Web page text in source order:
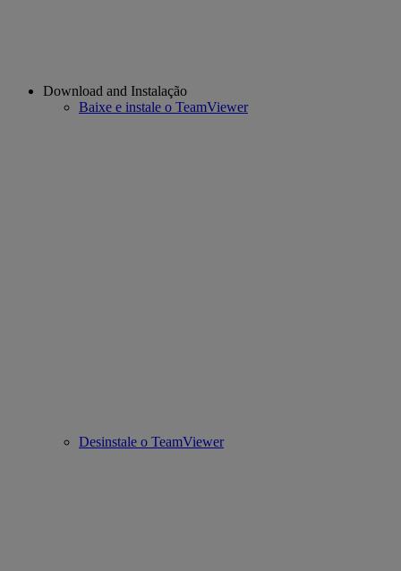
Download and Instalação
Baixe e instale o TeamViewer
Desinstale o TeamViewer